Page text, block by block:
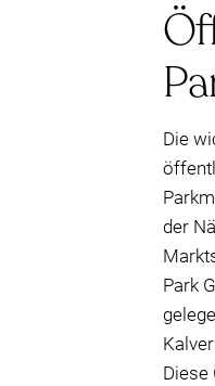
Die
der
Park
Diese